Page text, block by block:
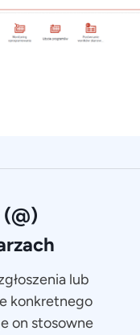
lub
konkretnego
on stosowne